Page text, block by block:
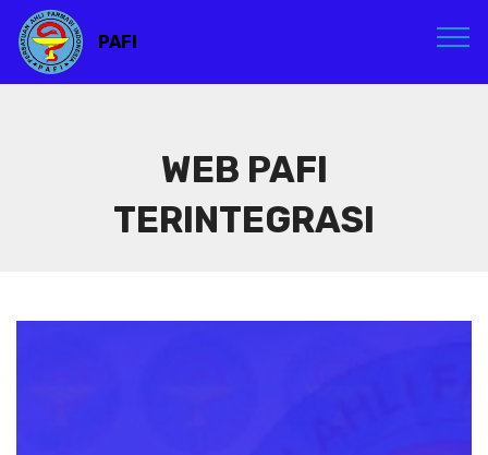
PAFI
WEB PAFI
TERINTEGRASI